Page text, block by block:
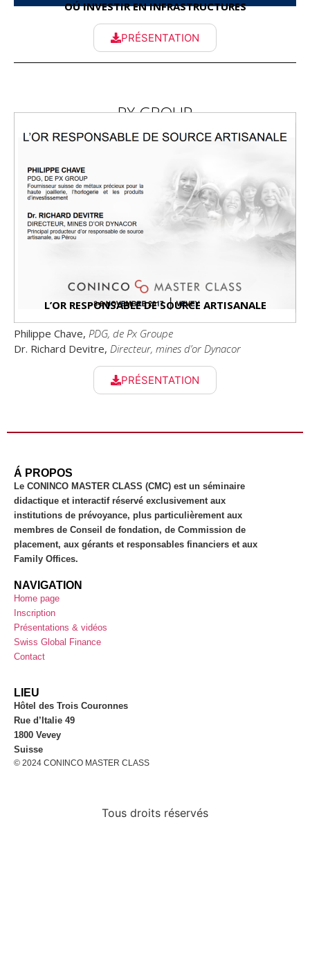
OÚ INVESTIR EN INFRASTRUCTURES
PRÉSENTATION
PX GROUP
L’OR RESPONSABLE DE SOURCE ARTISANALE
Philippe Chave, PDG, de Px Groupe
Dr. Richard Devitre, Directeur, mines d’or Dynacor
PRÉSENTATION
Á PROPOS
Le CONINCO MASTER CLASS (CMC) est un séminaire
didactique et interactif réservé exclusivement aux
institutions de prévoyance, plus particulièrement aux
membres de Conseil de fondation, de Commission de
placement, aux gérants et responsables financiers et aux
Family Offices.
NAVIGATION
Home page
Inscription
Présentations & vidéos
Swiss Global Finance
Contact
LIEU
Hôtel des Trois Couronnes
Rue d’Italie 49
1800 Vevey
Suisse
© 2024 CONINCO MASTER CLASS
Tous droits réservés